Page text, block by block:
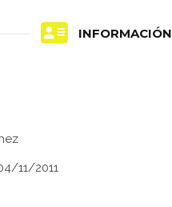
INFORMACIÓN
11/2011